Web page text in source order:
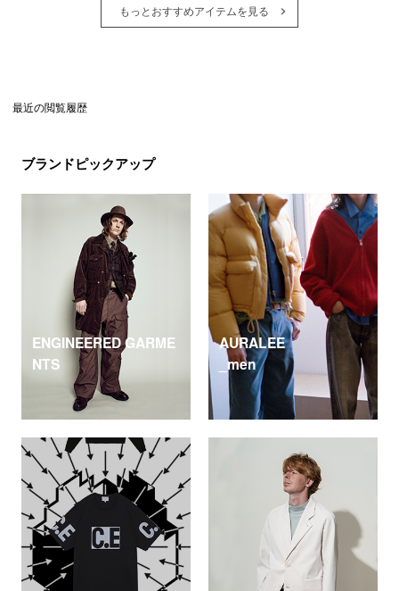
もっとおすすめアイテムを見る
最近の閲覧履歴
ブランドピックアップ
ENGINEERED GARME
NTS
AURALEE
_men